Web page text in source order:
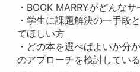
・BOOK MARRYがどんな
・学生に課題解決の一手段
てほしい方
・どの本を選べばよいか分
のアプローチを検討してい